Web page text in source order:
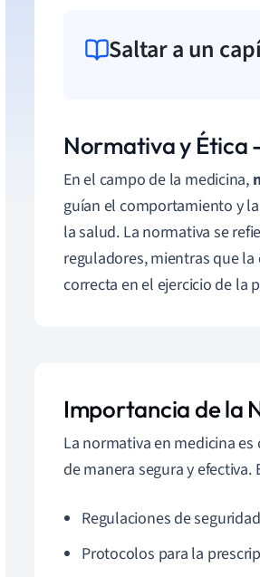
Saltar a un
Normativa y Ética
En el campo de la medicina,
guían el comportamiento y
la salud. La normativa se
reguladores, mientras que
correcta en el ejercicio de la
Importancia de la
La normativa en medicina
de manera segura y
Regulaciones de
Protocolos para la